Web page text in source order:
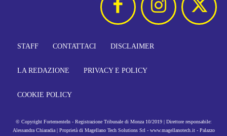
STAFF CONTATTACI DISCLAIMER
LA REDAZIONE PRIVACY E POLICY
COOKIE POLICY
© Copyright FortementeIn - Registrazione Tribunale di Monza 10/2019 | Direttore responsabile:
Alessandra Chiaradia | Proprietà di Magellano Tech Solutions Srl - www.magellanotech.it - Palazzo